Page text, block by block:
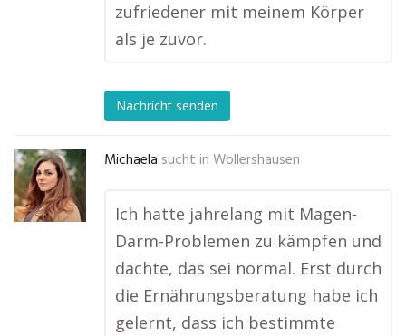
zufriedener mit meinem Körper
als je zuvor.
Nachricht senden
Michaela sucht in Wollershausen
Ich hatte jahrelang mit Magen-
Darm-Problemen zu kämpfen und
dachte, das sei normal. Erst durch
die Ernährungsberatung habe ich
gelernt, dass ich bestimmte